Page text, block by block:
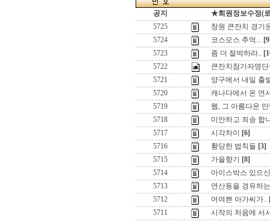
공지
★회원정보수정(
5725
창원 큰잔치 경기
5724
코스모스 추억...
5723
좀 더 절박하라..
5722
큰잔치참가자명
5721
양구에서 내일 출
5720
캐나다에서 온 연
5719
웹, 그 아름다운
5718
미안하고 죄송 합
5717
시각차이
[6]
5716
황당한 법칙들 [3]
5715
가을향기
[8]
5714
아이스박스 있으
5713
연산동을 경유하
5712
어여쁜 아가씨가..
5711
시작의 처음에 서